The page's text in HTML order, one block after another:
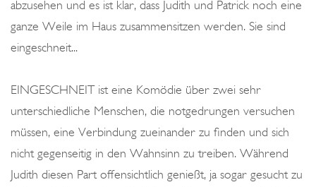
abzusehen und es ist klar, dass Judith und Patrick noch eine
ganze Weile im Haus zusammensitzen werden. Sie sind
eingeschneit...
EINGESCHNEIT ist eine Komödie über zwei sehr
unterschiedliche Menschen, die notgedrungen versuchen
müssen, eine Verbindung zueinander zu finden und sich
nicht gegenseitig in den Wahnsinn zu treiben. Während
Judith diesen Part offensichtlich genießt, ja sogar gesucht zu